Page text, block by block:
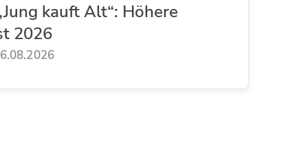
kauft Alt“: Höhere
2026